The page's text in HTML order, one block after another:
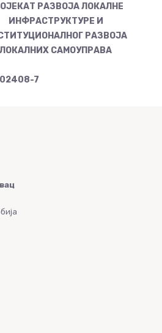
РАЗВОЈА ЛОКАЛНЕ
ИНФРАСТРУКТУРЕ И
РАЗВОЈА
ЛОКАЛНИХ САМОУПРАВА
7